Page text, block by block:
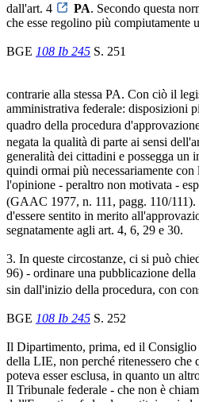
dall'art. 4
PA. Secondo questa
che esse regolino più compiutamente
BGE 108 Ib 245 S. 251
contrarie alla stessa PA. Con ciò il
amministrativa federale: disposizioni
quadro della procedura
negata la qualità di parte ai sensi
generalità dei cittadini e possegga un
quindi ormai più necessariamente
l'opinione - peraltro non motivata -
(GAAC 1977, n. 111, pagg. 110/
d'essere sentito in merito
segnatamente agli art. 4, 6, 29 e 30.
3. In queste circostanze, ci si può
96) - ordinare una pubblicazione
sin dall'inizio della procedura, con
BGE 108 Ib 245 S. 252
Il Dipartimento, prima, ed il Consiglio
della LIE, non perché ritenessero che
poteva esser esclusa, in quanto un
Il Tribunale federale - che non è